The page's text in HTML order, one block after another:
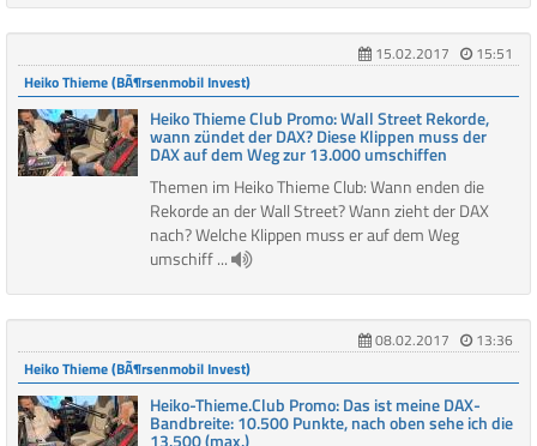
15.02.2017
15:51
Heiko Thieme (BÃ¶rsenmobil Invest)
Heiko Thieme Club Promo: Wall Street Rekorde,
wann zündet der DAX? Diese Klippen muss der
DAX auf dem Weg zur 13.000 umschiffen
Themen im Heiko Thieme Club: Wann enden die
Rekorde an der Wall Street? Wann zieht der DAX
nach? Welche Klippen muss er auf dem Weg
umschiff ...
08.02.2017
13:36
Heiko Thieme (BÃ¶rsenmobil Invest)
Heiko-Thieme.Club Promo: Das ist meine DAX-
Bandbreite: 10.500 Punkte, nach oben sehe ich die
13.500 (max.)